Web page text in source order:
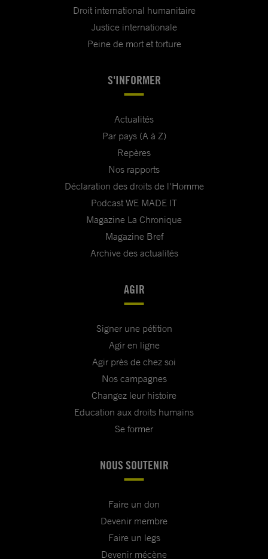
Droit international humanitaire
Justice internationale
Peine de mort et torture
S'INFORMER
Actualités
Par pays (A à Z)
Repères
Nos rapports
Déclaration des droits de l'Homme
Podcast WE MADE IT
Magazine La Chronique
Magazine Bref
Archive des actualités
AGIR
Signer une pétition
Agir en ligne
Agir près de chez soi
Nos campagnes
Changez leur histoire
Education aux droits humains
Se former
NOUS SOUTENIR
Faire un don
Devenir membre
Faire un legs
Devenir mécène